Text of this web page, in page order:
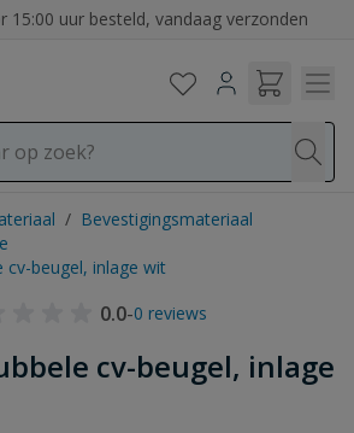
15:00 uur besteld, vandaag verzonden
/ Bevestigingsmateriaal
cv-beugel, inlage wit
0.0-0 reviews
cv-beugel, inlage